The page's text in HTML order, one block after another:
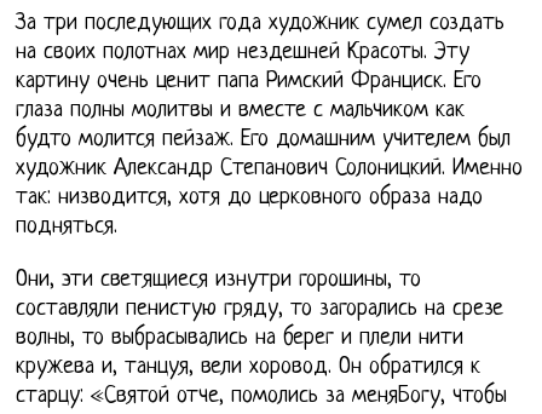
За три последующих года художник сумел создать
на своих полотнах мир нездешней Красоты. Эту
картину очень ценит папа Римский Франциск. Его
глаза полны молитвы и вместе с мальчиком как
будто молится пейзаж. Его домашним учителем был
художник Александр Степанович Солоницкий. Именно
так: низводится, хотя до церковного образа надо
подняться.
Они, эти светящиеся изнутри горошины, то
составляли пенистую гряду, то загорались на срезе
волны, то выбрасывались на берег и плели нити
кружева и, танцуя, вели хоровод. Он обратился к
старцу: «Святой отче, помолись за меняБогу, чтобы